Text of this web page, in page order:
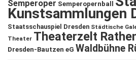
Semperoper Semperopernball
Kunstsammlungen
Staatsschauspiel Dresden Städtische
Theater Theaterzelt
Dresden-Bautzen eG Waldbühne